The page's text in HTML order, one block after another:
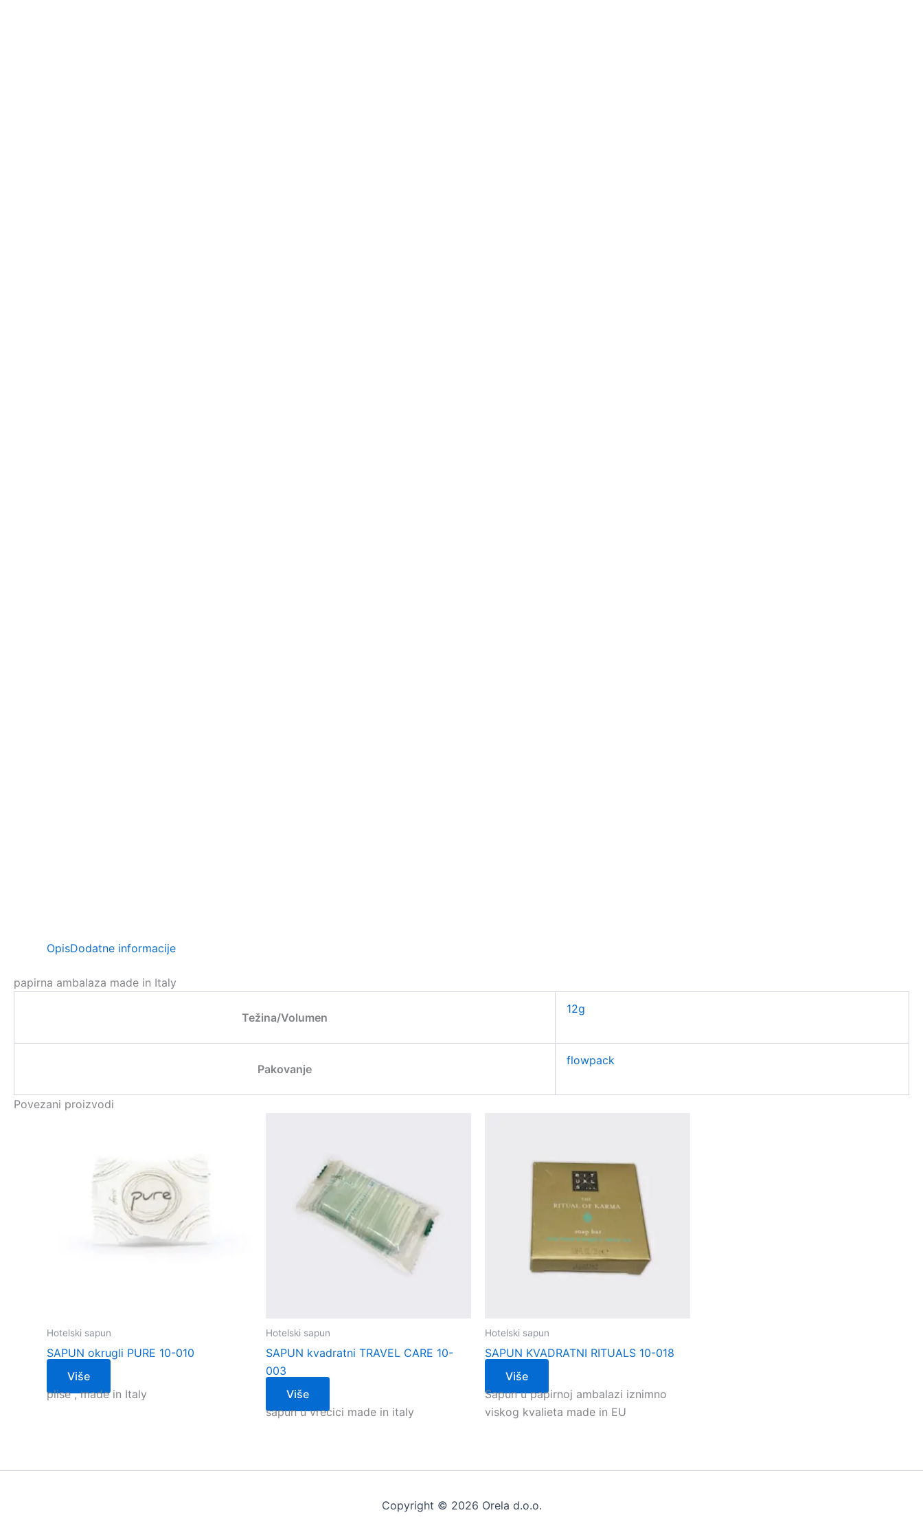
OpisDodatne informacije
papirna ambalaza made in Italy
Težina/Volumen
12g
Pakovanje
flowpack
Povezani proizvodi
Hotelski sapun
SAPUN okrugli PURE 10-010
Više
plise , made in Italy
Hotelski sapun
SAPUN kvadratni TRAVEL CARE 10-
003
Više
sapun u vrecici made in italy
Hotelski sapun
SAPUN KVADRATNI RITUALS 10-018
Više
Sapun u papirnoj ambalazi iznimno
viskog kvalieta made in EU
Copyright © 2026 Orela d.o.o.